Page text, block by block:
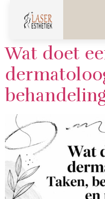
Wat doet